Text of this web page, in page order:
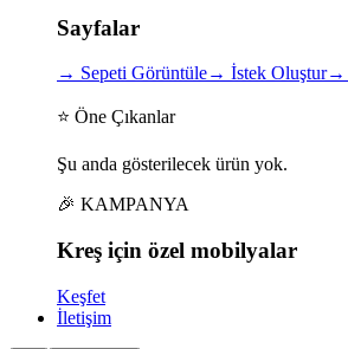
Sayfalar
→ Sepeti Görüntüle→ İstek Oluştur→
⭐ Öne Çıkanlar
Şu anda gösterilecek ürün yok.
🎉 KAMPANYA
Kreş için özel mobilyalar
Keşfet
İletişim